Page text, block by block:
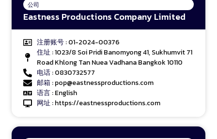
公司
Eastness Productions Company Limited
注册账号: 01-2024-00376
住址: 1023/8 Soi Pridi Banomyong 41, Sukhumvit 71
Road Khlong Tan Nuea Vadhana Bangkok 10110
电话: 0830732577
邮箱: pop@eastnessproductions.com
语言: English
网址:https://eastnessproductions.com